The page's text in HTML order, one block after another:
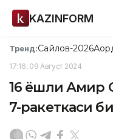
KAZINFORM
Тренд:Сайлов-2026
17:16, 09 Август 2024
16 ёшли Амир
7-ракеткаси